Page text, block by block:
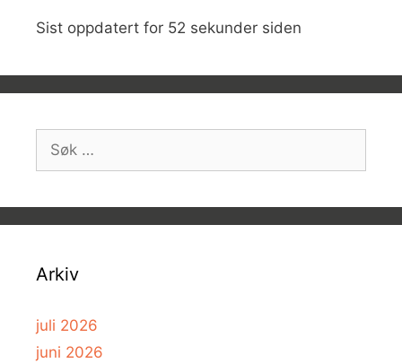
Sist oppdatert for 52 sekunder siden
Søk
etter:
Arkiv
juli 2026
juni 2026